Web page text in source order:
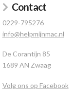
Contact
0229-795276
info@helpmijnmac.nl
De Corantijn 85
1689 AN Zwaag
Volg ons op Facebook